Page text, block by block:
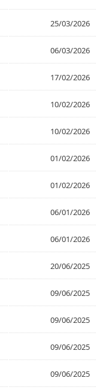
25/03/2026
06/03/2026
17/02/2026
10/02/2026
10/02/2026
01/02/2026
01/02/2026
06/01/2026
06/01/2026
20/06/2025
09/06/2025
09/06/2025
09/06/2025
09/06/2025